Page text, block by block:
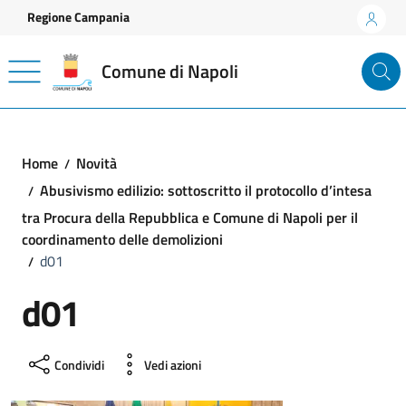
Vai ai contenuti
Vai al footer
Regione Campania
Comune di Napoli
Home
Novità
Abusivismo edilizio: sottoscritto il protocollo d’intesa
tra Procura della Repubblica e Comune di Napoli per il
coordinamento delle demolizioni
d01
d01
Condividi Vedi azioni